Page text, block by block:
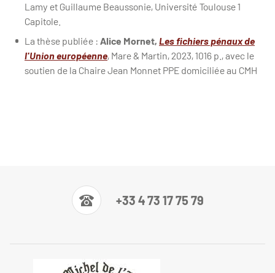
Lamy et Guillaume Beaussonie, Université Toulouse 1
Capitole.
La thèse publiée : Alice Mornet, Les fichiers pénaux de
l'Union européenne, Mare & Martin, 2023, 1016 p., avec le
soutien de la Chaire Jean Monnet PPE domiciliée au CMH
+33 4 73 17 75 79